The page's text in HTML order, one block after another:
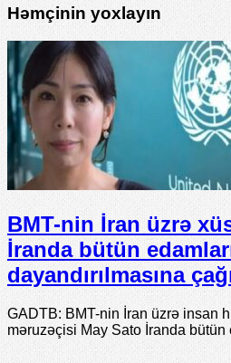
Həmçinin yoxlayın
BMT-nin İran üzrə
İranda bütün
dayandırılmasına
GADTB: BMT-nin İran üzrə insan
məruzəçisi May Sato İranda